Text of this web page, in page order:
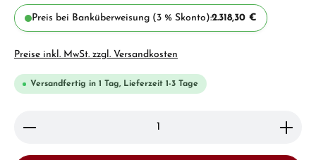
Preis bei Banküberweisung (3 % Skonto):2.318,30 €
Preise inkl. MwSt. zzgl. Versandkosten
Versandfertig in 1 Tag, Lieferzeit 1-3 Tage
Produkt Anzahl: Gib den gewünschten Wert ein